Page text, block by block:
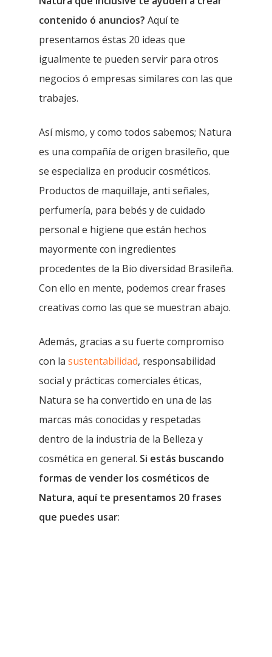
contenido ó anuncios? Aquí te
presentamos éstas 20 ideas que
igualmente te pueden servir para otros
negocios ó empresas similares con las que
trabajes.
Así mismo, y como todos sabemos; Natura
es una compañía de origen brasileño, que
se especializa en producir cosméticos.
Productos de maquillaje, anti señales,
perfumería, para bebés y de cuidado
personal e higiene que están hechos
mayormente con ingredientes
procedentes de la Bio diversidad Brasileña.
Con ello en mente, podemos crear frases
creativas como las que se muestran abajo.
Además, gracias a su fuerte compromiso
con la sustentabilidad, responsabilidad
social y prácticas comerciales éticas,
Natura se ha convertido en una de las
marcas más conocidas y respetadas
dentro de la industria de la Belleza y
cosmética en general. Si estás buscando
formas de vender los cosméticos de
Natura, aquí te presentamos 20 frases
que puedes usar: